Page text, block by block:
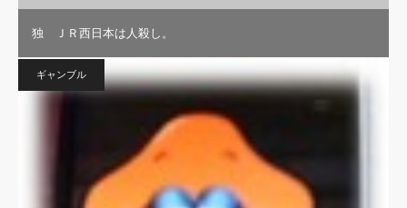
独 ＪＲ西日本は人殺し。
ギャンブル